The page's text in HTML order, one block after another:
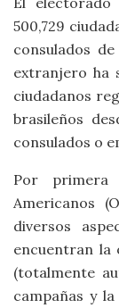
500,729
consulados
extranjero ha
ciudadanos
brasileños
consulados o
Por primera
Americanos
diversos
encuentran la
(totalmente
campañas y